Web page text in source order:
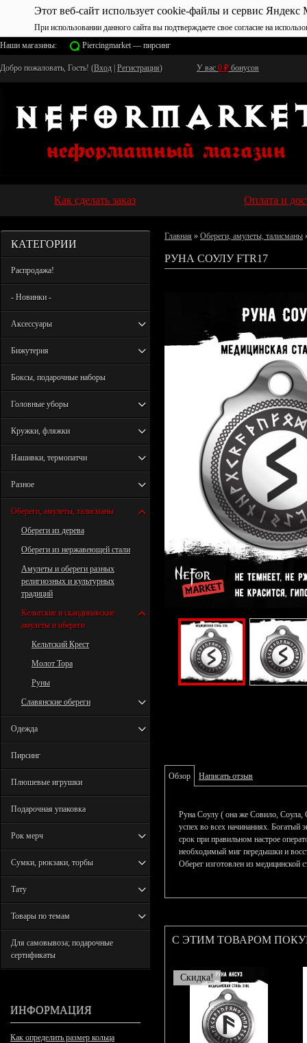
Этот веб-сайт использует cookie-файлы и сервис Яндекс
При использовании данного сайта вы подтверждаете свое согласие на
Наши магазины:
Piercingmarket — пирсинг
Добро пожаловать, Гость! (Вход Регистрация) У вас 0 ₽ бонусов
Как сделать заказ Оплата и
КАТЕГОРИИ
Распродажа!
- Новинки -
Аксессуары
Бижутерия
Боксы, подарочные наборы
Головные уборы
Кружки, фляжки
Нашивки, термопатчи
Разное
Обереги, амулеты, талисманы
Обереги из дерева
Обереги из нержавеющей стали
Амулеты и обереги разных
религиозных и культурных
традиций
Кельтские и скандинавские
амулеты и обереги
Кельтский Крест
Молот Тора
Руны
Славянские обереги
Одежда
Пирсинг
Плюшевые игрушки
Подарочная упаковка
Рок мерч
Сумки, рюкзаки, торбы
Тату
Товары по темам
Для самовывоза; подарочные
сертификаты
ИНФОРМАЦИЯ
Как определить размер кольца
Главная » Обереги, амулеты, талисманы
РУНА СОУЛУ FTR17
Обзор Написать отзыв
Руна Соулу ( она же Совило, Соула,
успех во всех начинаниях. Богатый
срок при правильном настрое
необходимый миг передышки и
Оберег изготовлен из медицинской
С ЭТИМ ТОВАРОМ
Скидка!